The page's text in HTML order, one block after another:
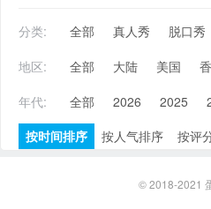
分类: 全部 真人秀 脱口秀
地区:
全部 大陆 美国
年代:
全部 2026 2025
按时间排序
按人气排序 按评
© 2018-2021